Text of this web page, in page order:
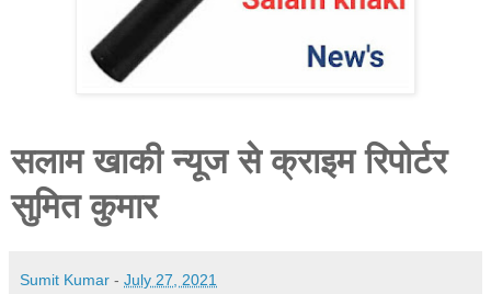
सलाम खाकी न्यूज से क्राइम रिपोर्टर
सुमित कुमार
Sumit Kumar - July 27, 2021